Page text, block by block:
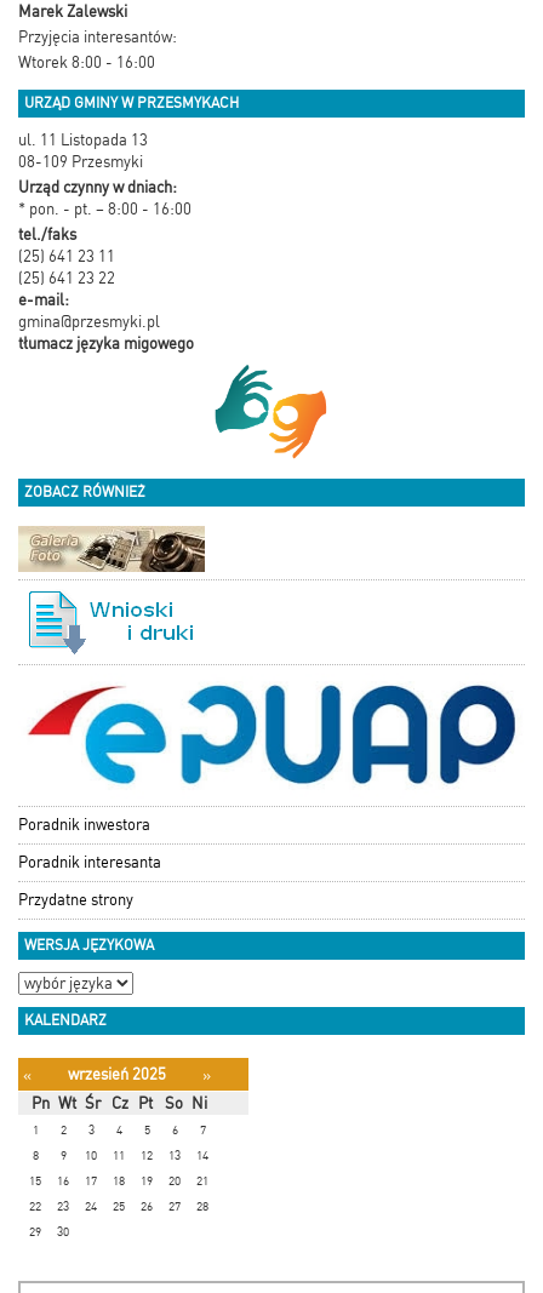
Marek Zalewski
Przyjęcia interesantów:
Wtorek 8:00 - 16:00
URZĄD GMINY W PRZESMYKACH
ul. 11 Listopada 13
08-109 Przesmyki
Urząd czynny w dniach:
* pon. - pt. – 8:00 - 16:00
tel./faks
(25) 641 23 11
(25) 641 23 22
e-mail:
gmina@przesmyki.pl
tłumacz języka migowego
ZOBACZ RÓWNIEŻ
Poradnik inwestora
Poradnik interesanta
Przydatne strony
WERSJA JĘZYKOWA
KALENDARZ
« wrzesień 2025
»
Pn Wt Śr Cz Pt So Ni
1 2 3 4 5 6
7
8
9 10 11 12 13
14
15
16 17 18 19 20
21
22
23 24 25 26 27
28
29
30